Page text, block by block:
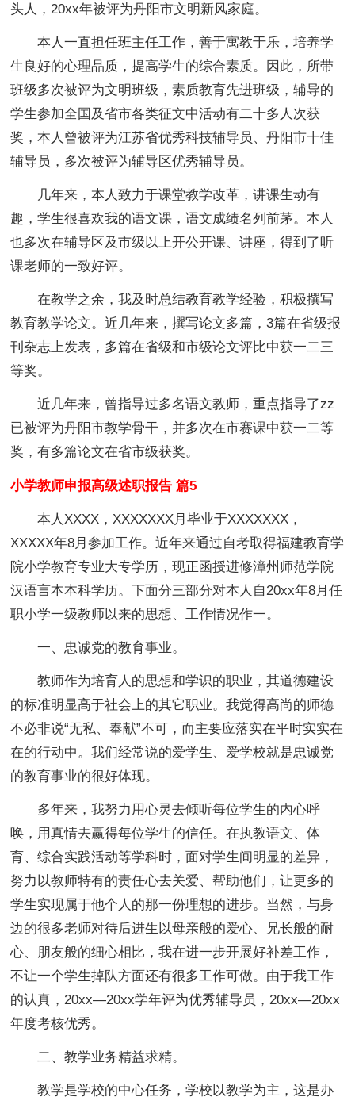
头人，20xx年被评为丹阳市文明新风家庭。
本人一直担任班主任工作，善于寓教于乐，培养学
生良好的心理品质，提高学生的综合素质。因此，所带
班级多次被评为文明班级，素质教育先进班级，辅导的
学生参加全国及省市各类征文中活动有二十多人次获
奖，本人曾被评为江苏省优秀科技辅导员、丹阳市十佳
辅导员，多次被评为辅导区优秀辅导员。
几年来，本人致力于课堂教学改革，讲课生动有
趣，学生很喜欢我的语文课，语文成绩名列前茅。本人
也多次在辅导区及市级以上开公开课、讲座，得到了听
课老师的一致好评。
在教学之余，我及时总结教育教学经验，积极撰写
教育教学论文。近几年来，撰写论文多篇，3篇在省级报
刊杂志上发表，多篇在省级和市级论文评比中获一二三
等奖。
近几年来，曾指导过多名语文教师，重点指导了zz
已被评为丹阳市教学骨干，并多次在市赛课中获一二等
奖，有多篇论文在省市级获奖。
小学教师申报高级述职报告 篇5
本人XXXX，XXXXXXX月毕业于XXXXXXX，
XXXXX年8月参加工作。近年来通过自考取得福建教育学
院小学教育专业大专学历，现正函授进修漳州师范学院
汉语言本本科学历。下面分三部分对本人自20xx年8月任
职小学一级教师以来的思想、工作情况作一。
一、忠诚党的教育事业。
教师作为培育人的思想和学识的职业，其道德建设
的标准明显高于社会上的其它职业。我觉得高尚的师德
不必非说“无私、奉献”不可，而主要应落实在平时实实在
在的行动中。我们经常说的爱学生、爱学校就是忠诚党
的教育事业的很好体现。
多年来，我努力用心灵去倾听每位学生的内心呼
唤，用真情去赢得每位学生的信任。在执教语文、体
育、综合实践活动等学科时，面对学生间明显的差异，
努力以教师特有的责任心去关爱、帮助他们，让更多的
学生实现属于他个人的那一份理想的进步。当然，与身
边的很多老师对待后进生以母亲般的爱心、兄长般的耐
心、朋友般的细心相比，我在进一步开展好补差工作，
不让一个学生掉队方面还有很多工作可做。由于我工作
的认真，20xx—20xx学年评为优秀辅导员，20xx—20xx
年度考核优秀。
二、教学业务精益求精。
教学是学校的中心任务，学校以教学为主，这是办